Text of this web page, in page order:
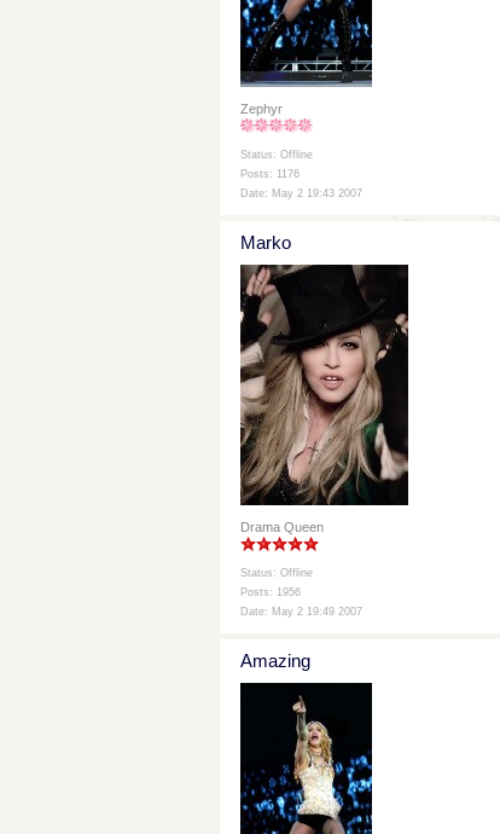
Zephyr
Status: Offline
Posts: 1176
Date: May 2 19:43 2007
Marko
Drama Queen
Status: Offline
Posts: 1956
Date: May 2 19:49 2007
Amazing